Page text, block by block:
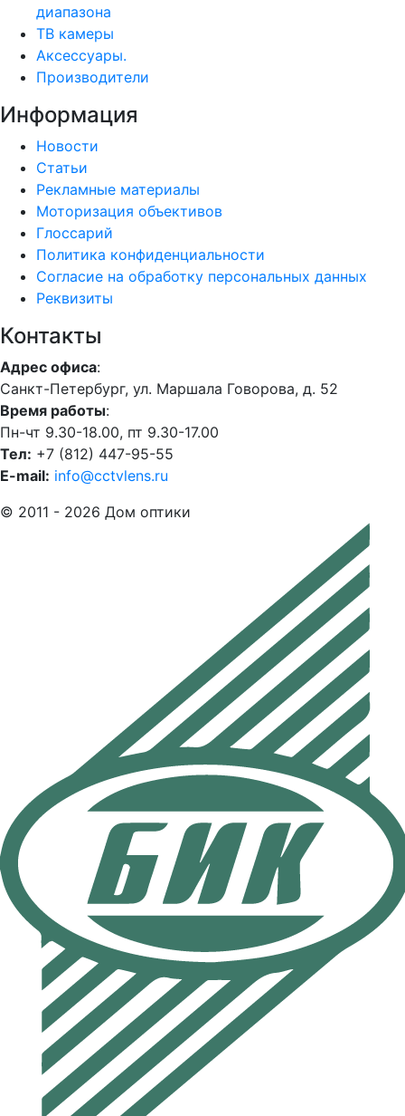
диапазона
ТВ камеры
Аксессуары.
Производители
Информация
Новости
Статьи
Рекламные материалы
Моторизация объективов
Глоссарий
Политика конфиденциальности
Согласие на обработку персональных данных
Реквизиты
Контакты
Адрес офиса:
Санкт-Петербург, ул. Маршала Говорова, д. 52
Время работы:
Пн-чт 9.30-18.00, пт 9.30-17.00
Тел: +7 (812) 447-95-55
E-mail: info@cctvlens.ru
© 2011 - 2026 Дом оптики